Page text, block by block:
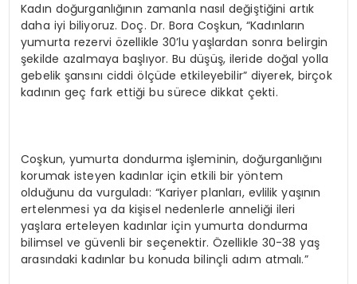
Kadın doğurganlığının zamanla nasıl değiştiğini artık
daha iyi biliyoruz. Doç. Dr. Bora Coşkun, “Kadınların
yumurta rezervi özellikle 30’lu yaşlardan sonra belirgin
şekilde azalmaya başlıyor. Bu düşüş, ileride doğal yolla
gebelik şansını ciddi ölçüde etkileyebilir” diyerek, birçok
kadının geç fark ettiği bu sürece dikkat çekti.
Coşkun, yumurta dondurma işleminin, doğurganlığını
korumak isteyen kadınlar için etkili bir yöntem
olduğunu da vurguladı: “Kariyer planları, evlilik yaşının
ertelenmesi ya da kişisel nedenlerle anneliği ileri
yaşlara erteleyen kadınlar için yumurta dondurma
bilimsel ve güvenli bir seçenektir. Özellikle 30-38 yaş
arasındaki kadınlar bu konuda bilinçli adım atmalı.”